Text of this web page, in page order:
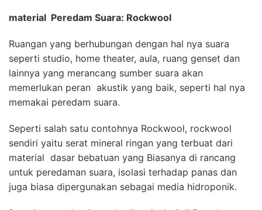
material Peredam Suara: Rockwool
Ruangan yang berhubungan dengan hal nya suara
seperti studio, home theater, aula, ruang genset dan
lainnya yang merancang sumber suara akan
memerlukan peran akustik yang baik, seperti hal nya
memakai peredam suara.
Seperti salah satu contohnya Rockwool, rockwool
sendiri yaitu serat mineral ringan yang terbuat dari
material dasar bebatuan yang Biasanya di rancang
untuk peredaman suara, isolasi terhadap panas dan
juga biasa dipergunakan sebagai media hidroponik.